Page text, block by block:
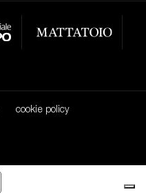
cookie policy